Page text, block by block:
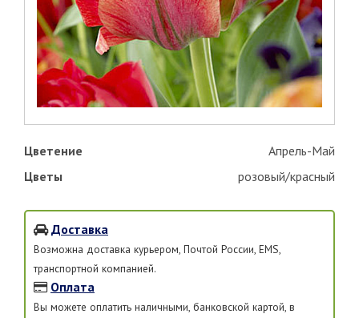
Цветение
Апрель-Май
Цветы
розовый/красный
Доставка
Возможна доставка курьером, Почтой России, EMS,
транспортной компанией.
Оплата
Вы можете оплатить наличными, банковской картой, в